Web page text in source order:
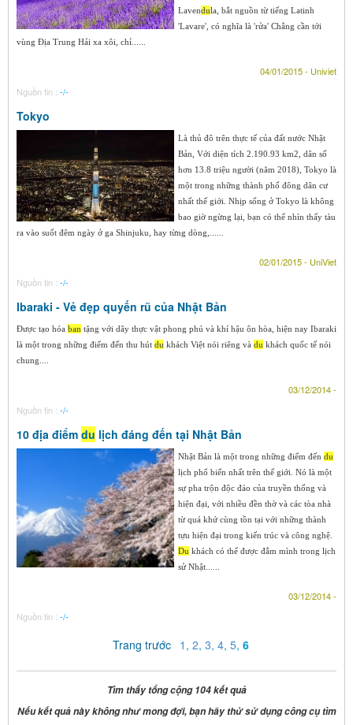
Lavendula, bắt nguồn từ tiếng Latinh
'Lavare', có nghĩa là 'rửa' Chẳng cần tới
vùng Địa Trung Hải xa xôi, chỉ......
04/01/2015 - Univiet
Nguồn tin : -/-
Tokyo
Là thủ đô trên thực tế của đất nước Nhật
Bản, Với diện tích 2.190.93 km2, dân số
hơn 13.8 triệu người (năm 2018), Tokyo là
một trong những thành phố đông dân cư
nhất thế giới. Nhịp sống ở Tokyo là không
bao giờ ngừng lại, bạn có thể nhìn thấy tàu
ra vào suốt đêm ngày ở ga Shinjuku, hay từng dòng,......
02/01/2015 - UniViet
Nguồn tin : -/-
Ibaraki - Vẻ đẹp quyến rũ của Nhật Bản
Được tạo hóa ban tặng với dãy thực vật phong phú và khí hậu ôn hòa, hiện nay Ibaraki
là một trong những điểm đến thu hút du khách Việt nói riêng và du khách quốc tế nói
chung....
03/12/2014 -
Nguồn tin : -/-
10 địa điểm du lịch đáng đến tại Nhật Bản
Nhật Bản là một trong những điểm đến du
lịch phổ biến nhất trên thế giới. Nó là một
sự pha trộn độc đáo của truyền thống và
hiện đại, với nhiều đền thờ và các tòa nhà
từ quá khứ cùng tồn tại với những thành
tựu hiện đại trong kiến trúc và công nghệ.
Du khách có thể được đắm mình trong lịch
sử Nhật......
03/12/2014 -
Nguồn tin : -/-
Trang trước 1 , 2, 3, 4, 5, 6
Tìm thấy tổng cộng 104 kết quả
Nếu kết quả này không như mong đợi, bạn hãy thử sử dụng công cụ tìm